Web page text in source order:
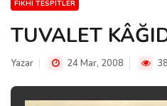
FIKHI TESPITLER
TUVALET
Yazar 24 Mar, 2008